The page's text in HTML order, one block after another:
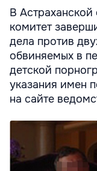
В
комитет
дела против
обвиняемых в
детской
указания имен
на сайте